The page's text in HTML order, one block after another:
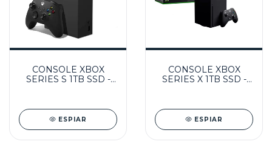
CONSOLE XBOX
SERIES S 1TB SSD -
ESPIAR
CONSOLE XBOX
SERIES X 1TB SSD -
ESPIAR